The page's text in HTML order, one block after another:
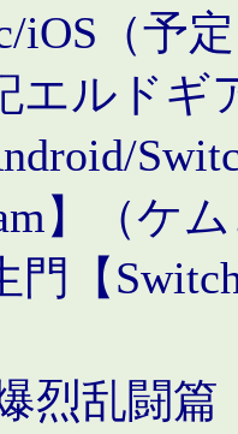
iOS（予
エルドギ
】（ケ
門【
烈乱闘篇